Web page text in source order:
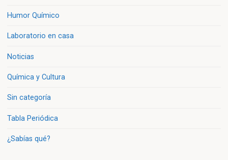
Humor Químico
Laboratorio en casa
Noticias
Química y Cultura
Sin categoría
Tabla Periódica
¿Sabías qué?